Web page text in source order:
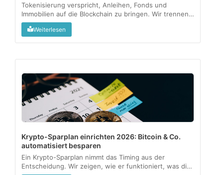
Tokenisierung verspricht, Anleihen, Fonds und
Immobilien auf die Blockchain zu bringen. Wir trennen
regulierte Angebote vom Graumarkt und zeigen, was
als kleine Beimischung sinnvoll sein kann....
Weiterlesen
Krypto-Sparplan einrichten 2026: Bitcoin & Co.
automatisiert besparen
Ein Krypto-Sparplan nimmt das Timing aus der
Entscheidung. Wir zeigen, wie er funktioniert, was die